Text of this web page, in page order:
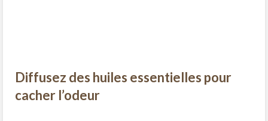
Diffusez des huiles essentielles pour
cacher l’odeur